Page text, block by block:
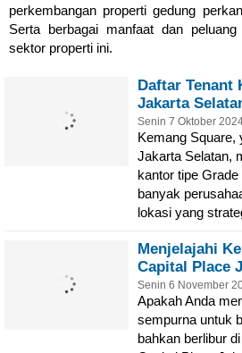
perkembangan properti gedung
Serta berbagai manfaat dan
sektor properti ini.
Daftar Tenant
Jakarta
Berbagai
Senin 7 Oktober
Kemang Square,
Jakarta Selatan,
kantor tipe
banyak
lokasi yang
Menjelajahi
Capital Place
Senin 6 November
Apakah Anda
sempurna untuk
bahkan berlibur